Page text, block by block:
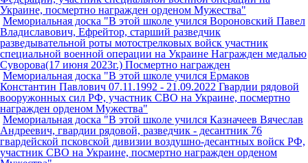
Украине, посмертно награжден орденом Мужества"
Мемориальная доска "В этой школе учился Вороновский Павел
Владиславович, Ефрейтор, старший разведчик
разведывательной роты мотострелковых войск участник
специальной военной операции на Украине Награжден медалью
Суворова(17 июня 2023г.) Посмертно награжден
Мемориальная доска "В этой школе учился Ермаков
Константин Павлович 07.11.1992 - 21.09.2022 Гвардии рядовой
вооружонных сил РФ, участник СВО на Украине, посмертно
награжден орденом Мужества"
Мемориальная доска "В этой школе учился Казначеев Вячеслав
Андреевич, гвардии рядовой, разведчик - десантник 76
гвардейской псковской дивизии воздушно-десантных войск РФ,
участник СВО на Украине, посмертно награжден орденом